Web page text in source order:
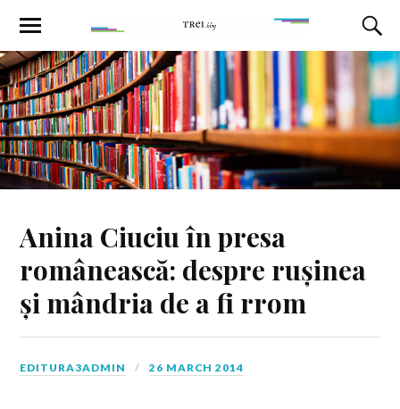
Anina Ciuciu în presa
românească: despre rușinea
și mândria de a fi rrom
EDITURA3ADMIN 26 MARCH 2014